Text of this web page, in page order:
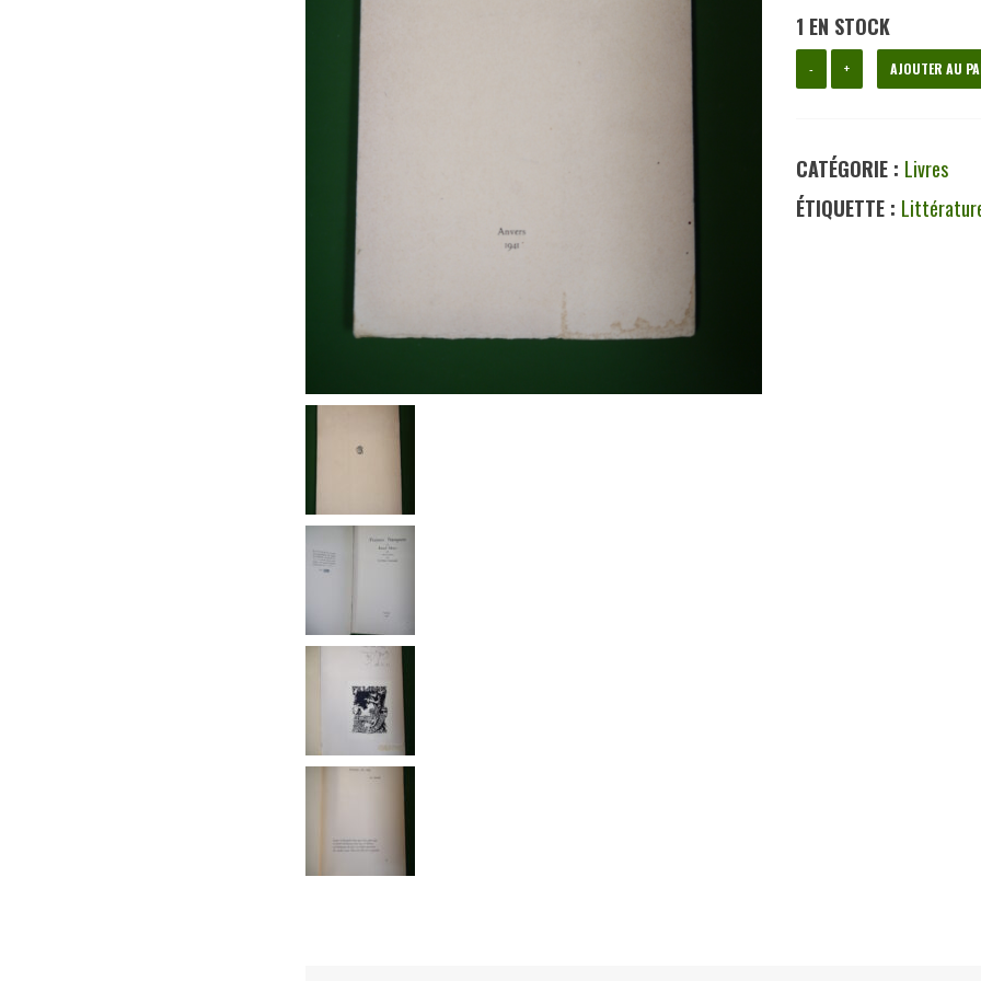
1 EN STOCK
-
quantité
narquois,
Raoul
+ AJOUTER AU
CATÉGORIE : Livres
ÉTIQUETTE :